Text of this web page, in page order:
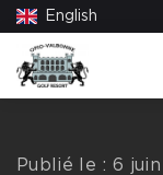
English
Publié le : 6